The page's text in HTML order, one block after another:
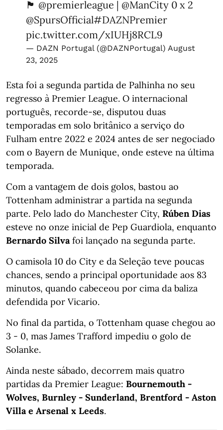
🏴󠁧󠁢󠁥󠁮󠁧󠁿 @premierleague | @ManCity 0 x 2
@SpursOfficial#DAZNPremier
pic.twitter.com/xIUHj8RCL9
— DAZN Portugal (@DAZNPortugal) August
23, 2025
Esta foi a segunda partida de Palhinha no seu
regresso à Premier League. O internacional
português, recorde-se, disputou duas
temporadas em solo britânico a serviço do
Fulham entre 2022 e 2024 antes de ser negociado
com o Bayern de Munique, onde esteve na última
temporada.
Com a vantagem de dois golos, bastou ao
Tottenham administrar a partida na segunda
parte. Pelo lado do Manchester City, Rúben Dias
esteve no onze inicial de Pep Guardiola, enquanto
Bernardo Silva foi lançado na segunda parte.
O camisola 10 do City e da Seleção teve poucas
chances, sendo a principal oportunidade aos 83
minutos, quando cabeceou por cima da baliza
defendida por Vicario.
No final da partida, o Tottenham quase chegou ao
3 - 0, mas James Trafford impediu o golo de
Solanke.
Ainda neste sábado, decorrem mais quatro
partidas da Premier League: Bournemouth -
Wolves, Burnley - Sunderland, Brentford - Aston
Villa e Arsenal x Leeds.